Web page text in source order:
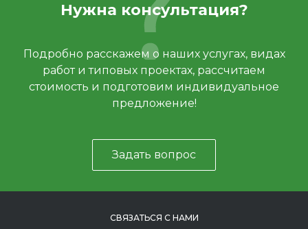
Нужна консультация?
Подробно расскажем о наших услугах, видах
работ и типовых проектах, рассчитаем
стоимость и подготовим индивидуальное
предложение!
Задать вопрос
СВЯЗАТЬСЯ С НАМИ